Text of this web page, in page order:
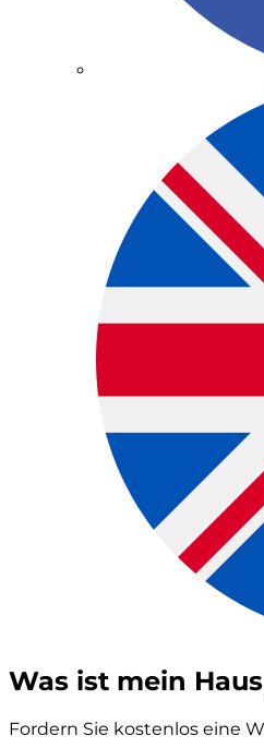
Was ist mein
Fordern Sie kostenlos eine